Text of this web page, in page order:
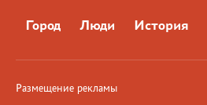
Город Люди История
Размещение рекламы